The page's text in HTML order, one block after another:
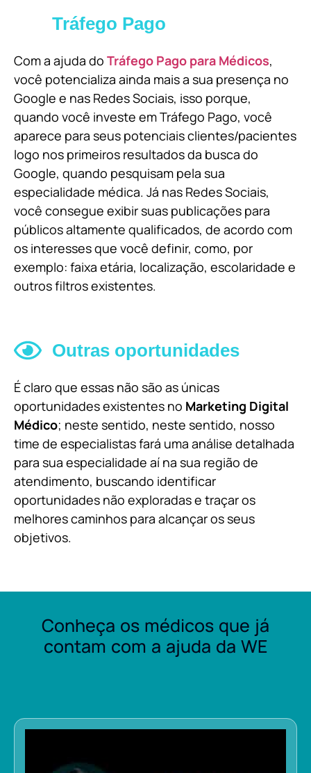
Tráfego Pago
Com a ajuda do Tráfego Pago para Médicos,
você potencializa ainda mais a sua presença no
Google e nas Redes Sociais, isso porque,
quando você investe em Tráfego Pago, você
aparece para seus potenciais clientes/pacientes
logo nos primeiros resultados da busca do
Google, quando pesquisam pela sua
especialidade médica. Já nas Redes Sociais,
você consegue exibir suas publicações para
públicos altamente qualificados, de acordo com
os interesses que você definir, como, por
exemplo: faixa etária, localização, escolaridade e
outros filtros existentes.
Outras oportunidades
É claro que essas não são as únicas
oportunidades existentes no Marketing Digital
Médico; neste sentido, neste sentido, nosso
time de especialistas fará uma análise detalhada
para sua especialidade aí na sua região de
atendimento, buscando identificar
oportunidades não exploradas e traçar os
melhores caminhos para alcançar os seus
objetivos.
Conheça os médicos que já
contam com a ajuda da WE